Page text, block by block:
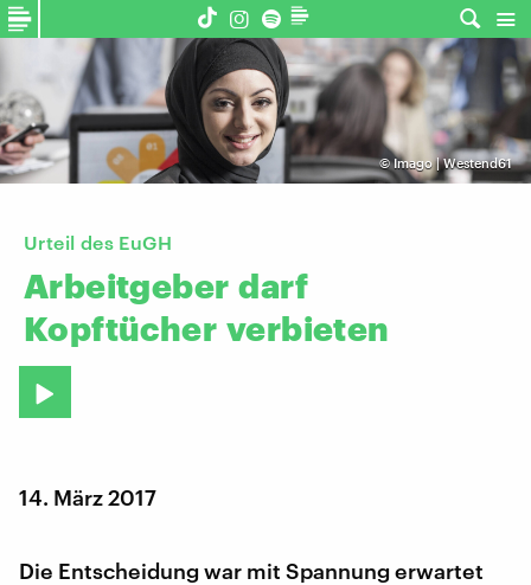
©Imago | Westend61
Urteil des EuGH
Arbeitgeber darf
Kopftücher verbieten
14. März 2017
Die Entscheidung war mit Spannung erwartet